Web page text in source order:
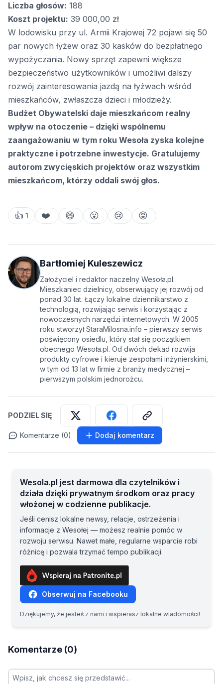
Liczba głosów: 188
Koszt projektu: 39 000,00 zł
W lodowisku przy ul. Armii Krajowej 72 pojawi się 50
par nowych łyżew oraz 30 kasków do bezpłatnego
wypożyczania. Nowy sprzęt zapewni większe
bezpieczeństwo użytkowników i umożliwi dalszy
rozwój zainteresowania jazdą na łyżwach wśród
mieszkańców, zwłaszcza dzieci i młodzieży.
Budżet Obywatelski daje mieszkańcom realny
wpływ na otoczenie – dzięki wspólnemu
zaangażowaniu w tym roku Wesoła zyska kolejne
praktyczne i potrzebne inwestycje. Gratulujemy
autorom zwycięskich projektów oraz wszystkim
mieszkańcom, którzy oddali swój głos.
👍 1 ❤️ 😄 😮 😢 😡
Bartłomiej Kuleszewicz
Założyciel i redaktor naczelny Wesoła.pl.
Mieszkaniec dzielnicy, obserwujący jej rozwój od
ponad 30 lat. Łączy lokalne dziennikarstwo z
technologią, rozwijając serwis i korzystając z
nowoczesnych narzędzi internetowych. W 2005
roku stworzył StaraMilosna.info – pierwszy serwis
poświęcony osiedlu, który stał się początkiem
obecnego Wesoła.pl. Od dwóch dekad rozwija
produkty cyfrowe i kieruje zespołami inżynierskimi,
w tym od 13 lat w firmie z branży medycznej –
pierwszym polskim jednorożcu.
PODZIEL SIĘ
Komentarze (0) Dodaj komentarz
Wesola.pl jest darmowa dla czytelników i
działa dzięki prywatnym środkom oraz pracy
włożonej w codzienne publikacje.
Jeśli cenisz lokalne newsy, relacje, ostrzeżenia i
informacje z Wesołej — możesz realnie pomóc w
rozwoju serwisu. Nawet małe, regularne wsparcie robi
różnicę i pozwala trzymać tempo publikacji.
Obserwuj na Facebooku
Dziękujemy, że jesteś z nami i wspierasz lokalne wiadomości!
Komentarze (0)